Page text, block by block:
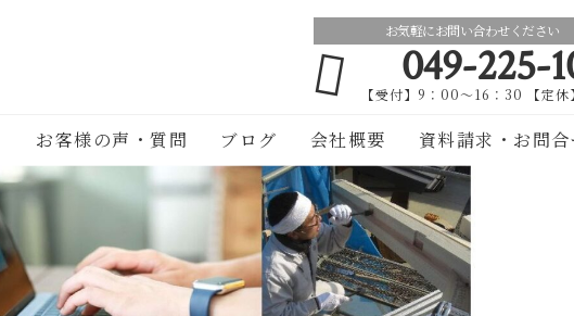
お気軽にお問い合わせください
049-225-
【受付】9：00～16：30 【定休
お客様の声・質問 ブログ 会社概要 資料請求・お問合